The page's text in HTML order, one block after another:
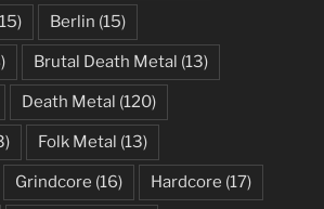
Berlin (15)
Brutal Death Metal (13)
Death Metal (120)
Folk Metal (13)
Grindcore (16) Hardcore (17)